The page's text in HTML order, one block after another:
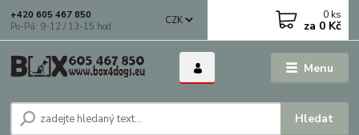
Menu
CZK
Hledat
+420 605 467 850
Po-Pá: 9-12 / 13-15 hod.
0 ks
za 0 Kč